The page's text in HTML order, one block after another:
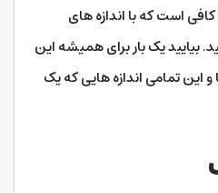
است که با اندازه های
یک بار برای همیشه این
این تمامی اندازه هایی که یک